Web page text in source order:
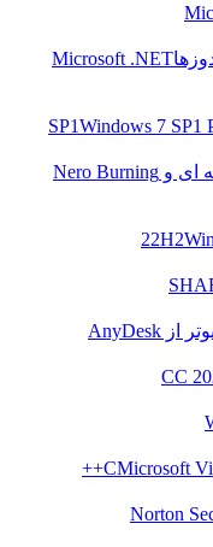
Microsoft .NET
Windows 7
Nero Burning
از
AnyDesk
Microsoft
Norton